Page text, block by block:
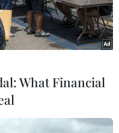
What Financial